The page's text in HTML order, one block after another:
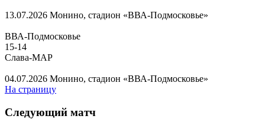
13.07.2026 Монино, стадион «ВВА-Подмосковье»
ВВА-Подмосковье
15-14
Слава-МАР
04.07.2026 Монино, стадион «ВВА-Подмосковье»
На страницу
Следующий матч